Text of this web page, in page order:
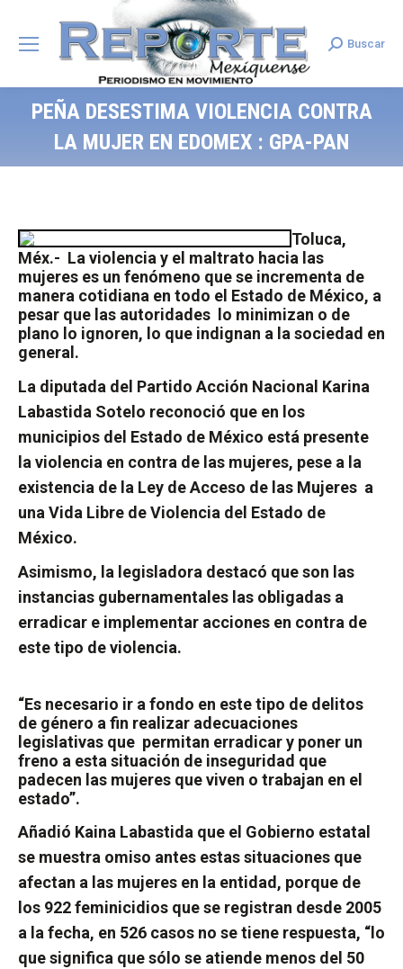
Search:
Buscar
PEÑA DESESTIMA VIOLENCIA CONTRA
LA MUJER EN EDOMEX : GPA-PAN
Toluca,
Méx.- La violencia y el maltrato hacia las
mujeres es un fenómeno que se incrementa de
manera cotidiana en todo el Estado de México, a
pesar que las autoridades lo minimizan o de
plano lo ignoren, lo que indignan a la sociedad en
general.
La diputada del Partido Acción Nacional Karina
Labastida Sotelo reconoció que en los
municipios del Estado de México está presente
la violencia en contra de las mujeres, pese a la
existencia de la Ley de Acceso de las Mujeres a
una Vida Libre de Violencia del Estado de
México.
Asimismo, la legisladora destacó que son las
instancias gubernamentales las obligadas a
erradicar e implementar acciones en contra de
este tipo de violencia.
“Es necesario ir a fondo en este tipo de delitos
de género a fin realizar adecuaciones
legislativas que permitan erradicar y poner un
freno a esta situación de inseguridad que
padecen las mujeres que viven o trabajan en el
estado”.
Añadió Kaina Labastida que el Gobierno estatal
se muestra omiso antes estas situaciones que
afectan a las mujeres en la entidad, porque de
los 922 feminicidios que se registran desde 2005
a la fecha, en 526 casos no se tiene respuesta, “lo
que significa que sólo se atiende menos del 50